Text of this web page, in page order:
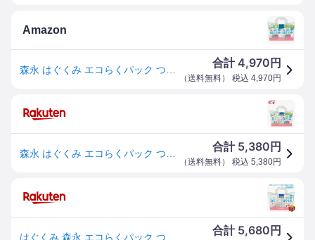
Amazon
合計4,970 円
（送料無料） 税込 4,970円
合計 5,380 円
（送料無料） 税込 5,380円
合計 5,680 円